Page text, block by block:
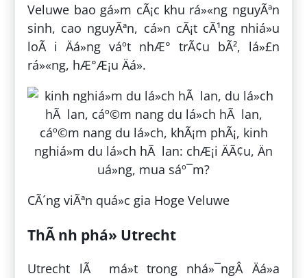
Veluwe bao gá»m cÃ¡c khu rá»«ng nguyÃªn
sinh, cao nguyÃªn, cá»n cÃ¡t cÃ¹ng nhiá»u
loÃ i Äá»ng váº­t nhÆ° trÃ¢u bÃ², lá»£n
rá»«ng, hÆ°Æ¡u Äá».
CÃ´ng viÃªn quá»c gia Hoge Veluwe
ThÃ nh phá» Utrecht
Utrecht lÃ má»t trong nhá»¯ngÂ Äá»a